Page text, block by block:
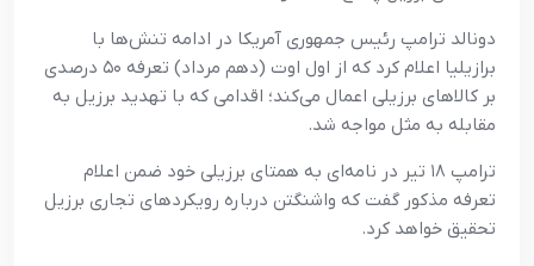
دونالد ترامپ رئیس جمهوری آمریکا در ادامه تنش‌ها با
برازیلیا اعلام کرد که از اول اوت (دهم مرداد) تعرفه ۵۰ درصدی
بر کالاهای برزیلی اعمال می‌کند؛ اقدامی که با تهدید برزیل به
مقابله به مثل مواجه شد.
ترامپ ۱۸ تیر در نامه‌ای به همتای برزیلی خود ضمن اعلام
تعرفه مذکور گفت که واشنگتن درباره رویکردهای تجاری برزیل
تحقیق خواهد کرد.